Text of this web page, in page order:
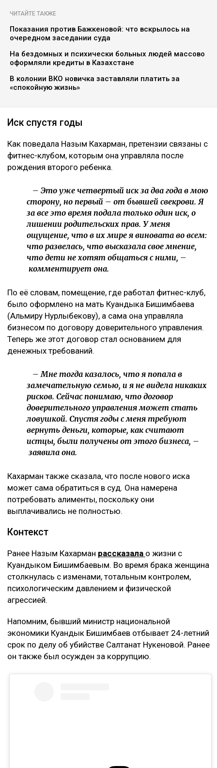
ЧИТАЙТЕ ТАКЖЕ
Показания против Бажкеновой: что вскрылось на
очередном заседании суда
На бездомных и психически больных людей массово
оформляли кредиты в Казахстане
В колонии ВКО новичка заставляли платить за
«спокойную жизнь»
Иск спустя годы
Как поведала Назым Кахарман, претензии связаны с
фитнес-клубом, которым она управляла после
рождения второго ребенка.
– Это уже четвертый иск за два года в мою
сторону, но первый – от бывшей свекрови. Я
за все это время подала только один иск, о
лишении родительских прав. У меня
ощущение, что в их мире я виновата во всем:
что развелась, что высказала свое мнение,
что дети не хотят общаться с ними, –
комментирует она.
По её словам, помещение, где работал фитнес-клуб,
было оформлено на мать Куандыка Бишимбаева
(Альмиру Нурлыбекову), а сама она управляла
бизнесом по договору доверительного управления.
Теперь же этот договор стал основанием для
денежных требований.
– Мне тогда казалось, что я попала в
замечательную семью, и я не видела никаких
рисков. Сейчас понимаю, что договор
доверительного управления может стать
ловушкой. Спустя годы с меня требуют
вернуть деньги, которые, как считают
истцы, были получены от этого бизнеса, –
заявила она.
Кахарман также сказала, что после нового иска
может сама обратиться в суд. Она намерена
потребовать алименты, поскольку они
выплачивались не полностью.
Контекст
Ранее Назым Кахарман рассказала о жизни с
Куандыком Бишимбаевым. Во время брака женщина
столкнулась с изменами, тотальным контролем,
психологическим давлением и физической
агрессией.
Напомним, бывший министр национальной
экономики Куандык Бишимбаев отбывает 24-летний
срок по делу об убийстве Салтанат Нукеновой. Ранее
он также был осужден за коррупцию.